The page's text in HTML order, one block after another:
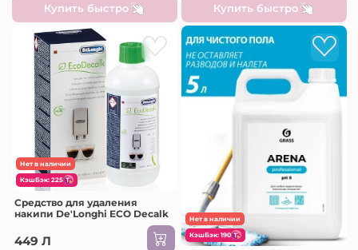
Купить быстро Купить быстро
Нет в наличии
КэшБэк: 225
Средство для удаления
накипи De'Longhi ECO Decalk
449 Л
Нет в наличии
КэшБэк: 190